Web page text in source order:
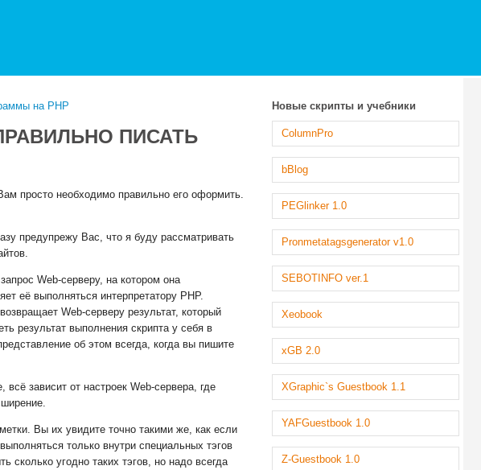
на PHP
ПИСАТЬ
просто необходимо правильно его оформить.
предупрежу Вас, что я буду рассматривать
Web-серверу, на котором она
её выполняться интерпретатору PHP.
Web-серверу результат, который
результат выполнения скрипта у себя в
об этом всегда, когда вы пишите
всё зависит от настроек Web-сервера, где
Вы их увидите точно такими же, как если
только внутри специальных тэгов
угодно таких тэгов, но надо всегда
Новые скрипты и учебники
ColumnPro
bBlog
PEGlinker 1.0
Pronmetatagsgenerator v1.0
SEBOTINFO ver.1
Xeobook
xGB 2.0
XGraphic`s Guestbook 1.1
YAFGuestbook 1.0
Z-Guestbook 1.0